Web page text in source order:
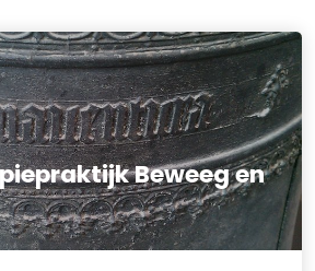
Beweeg en